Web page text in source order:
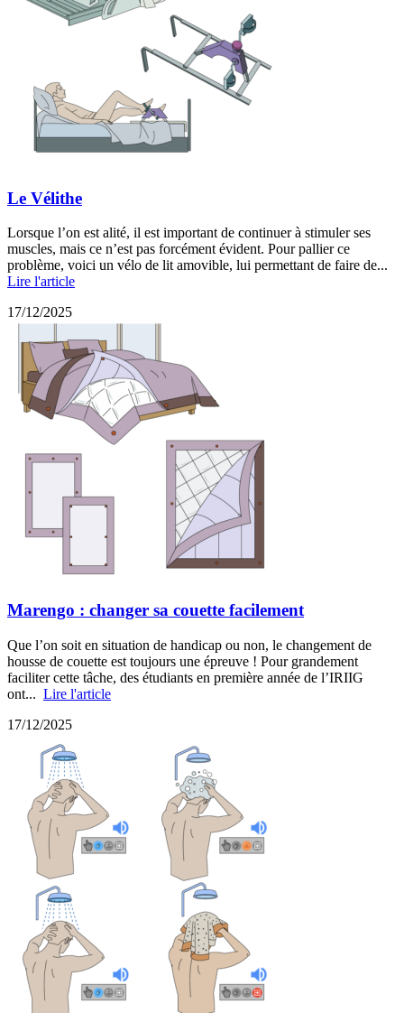
Le Vélithe
Lorsque l’on est alité, il est important de continuer à stimuler ses
muscles, mais ce n’est pas forcément évident. Pour pallier ce
problème, voici un vélo de lit amovible, lui permettant de faire de...
Lire l'article
17/12/2025
Marengo : changer sa couette facilement
Que l’on soit en situation de handicap ou non, le changement de
housse de couette est toujours une épreuve ! Pour grandement
faciliter cette tâche, des étudiants en première année de l’IRIIG
ont... Lire l'article
17/12/2025